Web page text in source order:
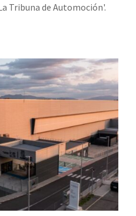
Tribuna de Automoción'.